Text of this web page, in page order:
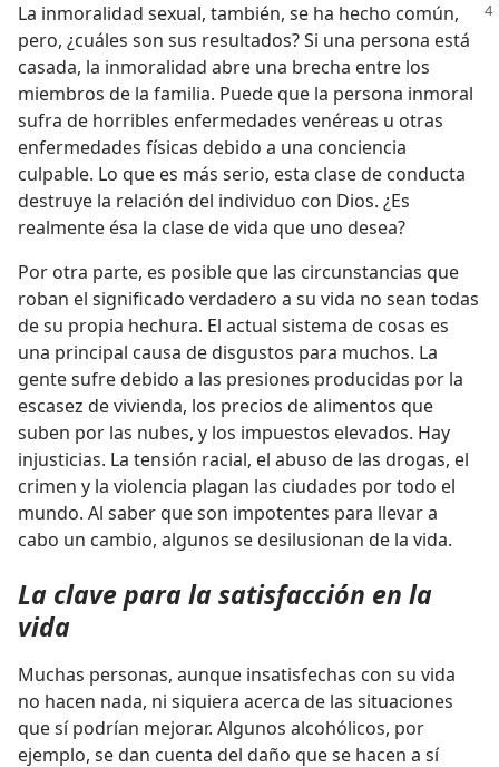
La inmoralidad sexual, también, se ha hecho común,
pero, ¿cuáles son sus resultados? Si una persona está
casada, la inmoralidad abre una brecha entre los
miembros de la familia. Puede que la persona inmoral
sufra de horribles enfermedades venéreas u otras
enfermedades físicas debido a una conciencia
culpable. Lo que es más serio, esta clase de conducta
destruye la relación del individuo con Dios. ¿Es
realmente ésa la clase de vida que uno desea?
Por otra parte, es posible que las circunstancias que
roban el significado verdadero a su vida no sean todas
de su propia hechura. El actual sistema de cosas es
una principal causa de disgustos para muchos. La
gente sufre debido a las presiones producidas por la
escasez de vivienda, los precios de alimentos que
suben por las nubes, y los impuestos elevados. Hay
injusticias. La tensión racial, el abuso de las drogas, el
crimen y la violencia plagan las ciudades por todo el
mundo. Al saber que son impotentes para llevar a
cabo un cambio, algunos se desilusionan de la vida.
La clave para la satisfacción en la
vida
Muchas personas, aunque insatisfechas con su vida
no hacen nada, ni siquiera acerca de las situaciones
que sí podrían mejorar. Algunos alcohólicos, por
ejemplo, se dan cuenta del daño que se hacen a sí